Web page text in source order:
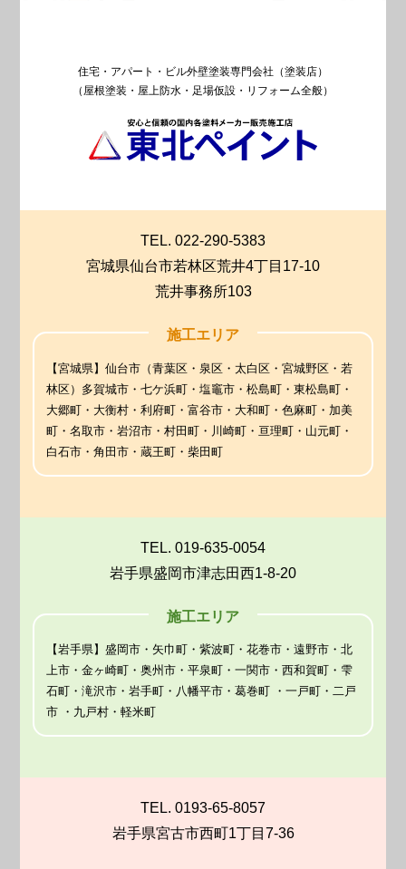
住宅・アパート・ビル外壁塗装専門会社（塗装店）
（屋根塗装・屋上防水・足場仮設・リフォーム全般）
TEL. 022-290-5383
宮城県仙台市若林区荒井4丁目17-10
荒井事務所103
施工エリア
【宮城県】仙台市（青葉区・泉区・太白区・宮城野区・若
林区）多賀城市・七ケ浜町・塩竈市・松島町・東松島町・
大郷町・大衡村・利府町・富谷市・大和町・色麻町・加美
町・名取市・岩沼市・村田町・川崎町・亘理町・山元町・
白石市・角田市・蔵王町・柴田町
TEL. 019-635-0054
岩手県盛岡市津志田西1-8-20
施工エリア
【岩手県】盛岡市・矢巾町・紫波町・花巻市・遠野市・北
上市・金ヶ崎町・奥州市・平泉町・一関市・西和賀町・雫
石町・滝沢市・岩手町・八幡平市・葛巻町 ・一戸町・二戸
市 ・九戸村・軽米町
TEL. 0193-65-8057
岩手県宮古市西町1丁目7-36